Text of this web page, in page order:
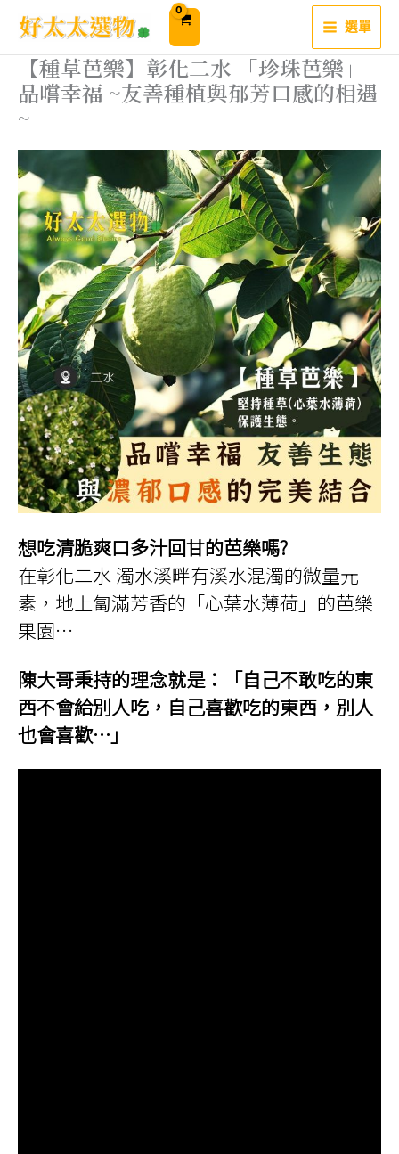
內
選單
【種草芭樂】彰化二水 「珍珠芭樂」
品嚐幸福 ~友善種植與郁芳口感的相遇
~
想吃清脆爽口多汁回甘的芭樂嗎?
在彰化二水 濁水溪畔有溪水混濁的微量元
素，地上匐滿芳香的「心葉水薄荷」的芭樂
果園…
陳大哥秉持的理念就是：「自己不敢吃的東
西不會給別人吃，自己喜歡吃的東西，別人
也會喜歡…」